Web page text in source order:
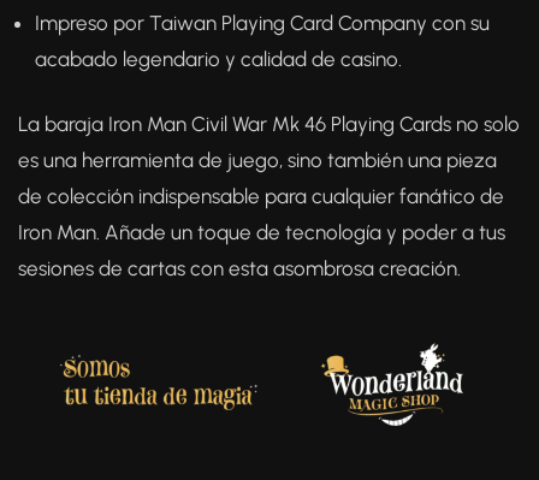
Impreso por Taiwan Playing Card Company con su
acabado legendario y calidad de casino.
La baraja Iron Man Civil War Mk 46 Playing Cards no solo
es una herramienta de juego, sino también una pieza
de colección indispensable para cualquier fanático de
Iron Man. Añade un toque de tecnología y poder a tus
sesiones de cartas con esta asombrosa creación.